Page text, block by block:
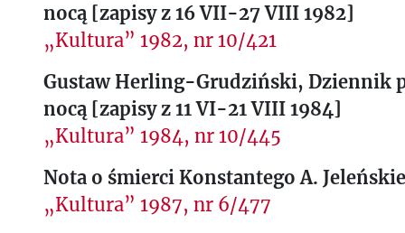
nocą [zapisy z 16 VII-27 VIII 1982]
„Kultura” 1982, nr 10/421
Gustaw Herling-Grudziński, Dziennik
nocą [zapisy z 11 VI-21 VIII 1984]
„Kultura” 1984, nr 10/445
Nota o śmierci Konstantego A.
„Kultura” 1987, nr 6/477